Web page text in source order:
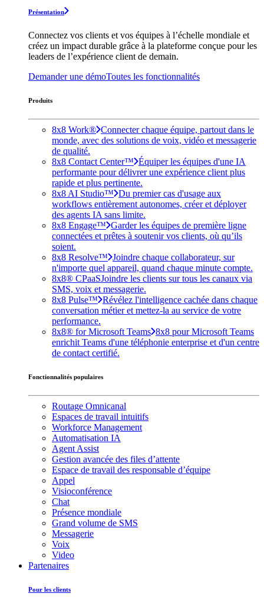
Présentation
Connectez vos clients et vos équipes à l’échelle mondiale et
créez un impact durable grâce à la plateforme conçue pour les
leaders de l’expérience client de demain.
Demander une démoToutes les fonctionnalités
Produits
8x8 Work® Connecter chaque équipe, partout dans le
monde, avec des solutions de voix, vidéo et messagerie
de qualité.
8x8 Contact Center™ Équiper les équipes d'une IA
performante pour délivrer une expérience client plus
rapide et plus pertinente.
8x8 AI Studio™ Du premier cas d'usage aux
workflows entièrement autonomes, créer et déployer
des agents IA sans limite.
8x8 Engage™ Garder les équipes de première ligne
connectées et prêtes à soutenir vos clients, où qu’ils
soient.
8x8 Resolve™ Joindre chaque collaborateur, sur
n'importe quel appareil, quand chaque minute compte.
8x8® CPaaSJoindre les clients sur tous les canaux via
SMS, voix et messagerie.
8x8 Pulse™ Révélez l'intelligence cachée dans chaque
conversation métier et mettez-la au service de votre
performance.
8x8® for Microsoft Teams 8x8 pour Microsoft Teams
enrichit Teams d'une téléphonie enterprise et d'un centre
de contact certifié.
Fonctionnalités populaires
Routage Omnicanal
Espaces de travail intuitifs
Workforce Management
Automatisation IA
Agent Assist
Gestion avancée des files d’attente
Espace de travail des responsable d’équipe
Appel
Visioconférence
Chat
Présence mondiale
Grand volume de SMS
Messagerie
Voix
Video
Partenaires
Pour les clients